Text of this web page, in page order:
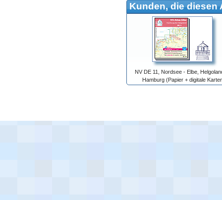
Kunden, die diesen
NV DE 11, Nordsee - Elbe,
Hamburg (Papier + digitale